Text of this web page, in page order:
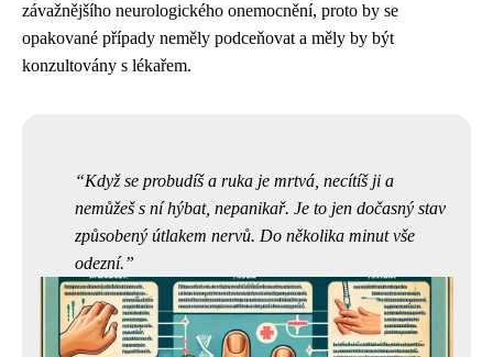
závažnějšího neurologického onemocnění, proto by se
opakované případy neměly podceňovat a měly by být
konzultovány s lékařem.
Když se probudíš a ruka je mrtvá, necítíš ji a
nemůžeš s ní hýbat, nepanikař. Je to jen dočasný stav
způsobený útlakem nervů. Do několika minut vše
odezní.